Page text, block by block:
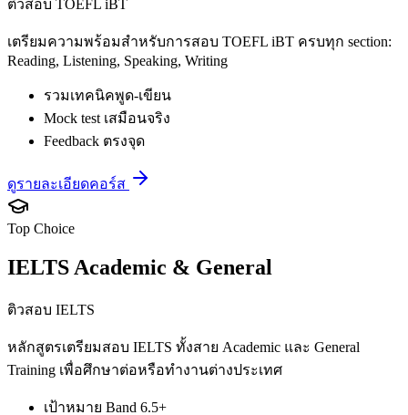
ติวสอบ TOEFL iBT
เตรียมความพร้อมสำหรับการสอบ TOEFL iBT ครบทุก section:
Reading, Listening, Speaking, Writing
รวมเทคนิคพูด-เขียน
Mock test เสมือนจริง
Feedback ตรงจุด
ดูรายละเอียดคอร์ส
Top Choice
IELTS Academic & General
ติวสอบ IELTS
หลักสูตรเตรียมสอบ IELTS ทั้งสาย Academic และ General
Training เพื่อศึกษาต่อหรือทำงานต่างประเทศ
เป้าหมาย Band 6.5+